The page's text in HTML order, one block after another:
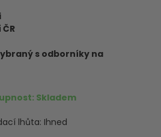
s odborníky na
Skladem
lhůta: Ihned